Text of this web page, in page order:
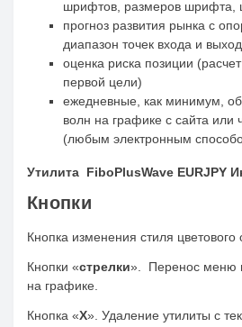
шрифтов, размеров шрифта,
прогноз развития рынка с
диапазон точек входа и
оценка риска позиции
первой цели)
ежедневные, как минимум,
волн на графике с сайта
(любым электронным
Утилита FiboPlusWave EURJPY
Кнопки
Кнопка изменения стиля цветового
Кнопки «стрелки». Перенос меню
на графике.
Кнопка «X». Удаление утилиты с